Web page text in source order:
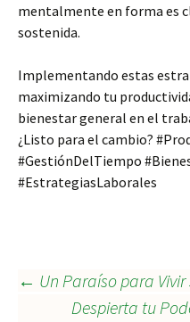
mentalmente en forma es
sostenida.
Implementando estas
maximizando tu
bienestar general en el
¿Listo para el cambio?
#GestiónDelTiempo
#EstrategiasLaborales
← Un Paraíso para
Despierta tu